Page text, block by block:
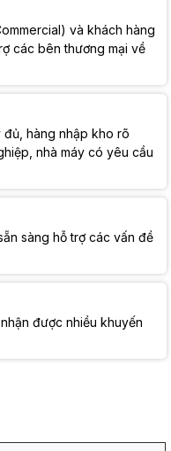
và khách hàng
các bên thương mại về
đủ, hàng nhập kho rõ
nhà máy có yêu cầu
sàng hỗ trợ các vấn đề
được nhiều khuyến